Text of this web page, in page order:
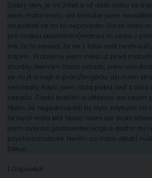
Dobrý den, je mi 20let a už delší dobu se
jsem maturovala, ale bohužel jsem
na potřetí se mi to nepovedlo. Od té doby
pro rodinu zklamáním(mamka to vzala v
mě, že to nevadí, že se z toho svět
trápím… Problémy jsem měla už před
zhoršily. Nemám často náladu, jsem
se mi jít a najít si práci/brigádu, asi mám
nezvládla. Kdysi jsem ráda pekla, teď z
nepeču. Často brečím a většinou ani nevím
říkám, že nejjednodušší by bylo, kdybych na
že bych měla klid. Navíc mám asi 3roky
jsem byla na gastroenterologii a doktor mi
psychosomatické. Nevím co mám dělat:(
Děkuji
1 Odpovědi